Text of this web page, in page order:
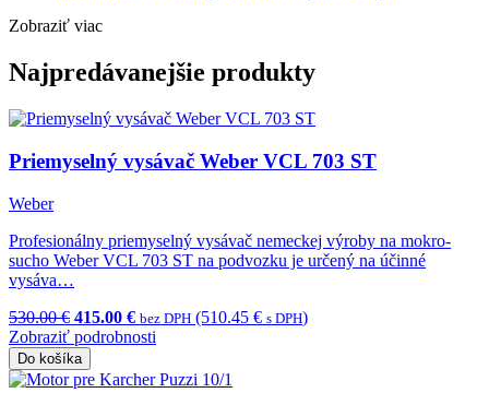
Zobraziť viac
Najpredávanejšie produkty
Priemyselný vysávač Weber VCL 703 ST
Weber
Profesionálny priemyselný vysávač nemeckej výroby na mokro-
sucho Weber VCL 703 ST na podvozku je určený na účinné
vysáva…
530.00 € 415.00 € bez DPH (510.45 € s DPH)
Zobraziť podrobnosti
Do košíka